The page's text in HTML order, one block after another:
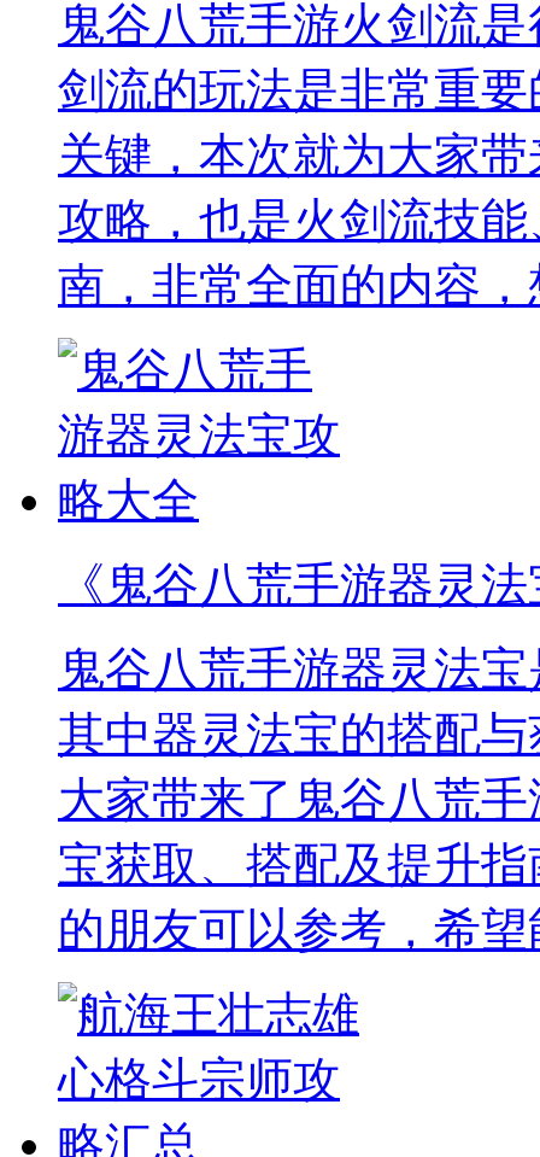
鬼谷八荒手游火剑流
剑流的玩法是非常重
关键，本次就为大家
攻略，也是火剑流技
南，非常全面的内容
《鬼谷八荒手游器灵
鬼谷八荒手游器灵法
其中器灵法宝的搭配
大家带来了鬼谷八荒
宝获取、搭配及提升
的朋友可以参考，希